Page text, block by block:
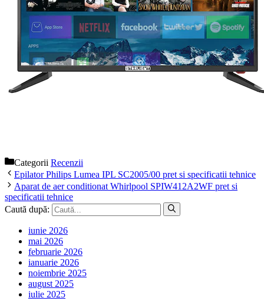
Categorii Recenzii
Epilator Philips Lumea IPL SC2005/00 pret si specificatii tehnice
Aparat de aer conditionat Whirlpool SPIW412A2WF pret si
specificatii tehnice
Caută după:
iunie 2026
mai 2026
februarie 2026
ianuarie 2026
noiembrie 2025
august 2025
iulie 2025